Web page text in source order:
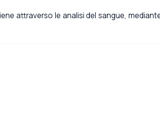
attraverso le analisi del sangue,